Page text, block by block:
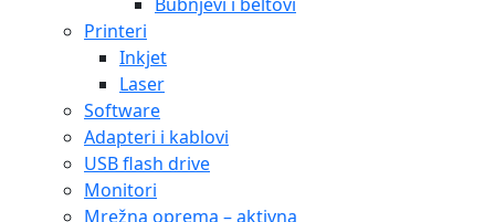
Printeri
Inkjet
Laser
Software
Adapteri i kablovi
USB flash drive
Monitori
Mrežna oprema – aktivna